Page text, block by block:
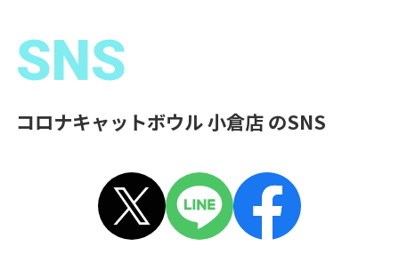
SNS
コロナキャットボウル 小倉店 のSNS